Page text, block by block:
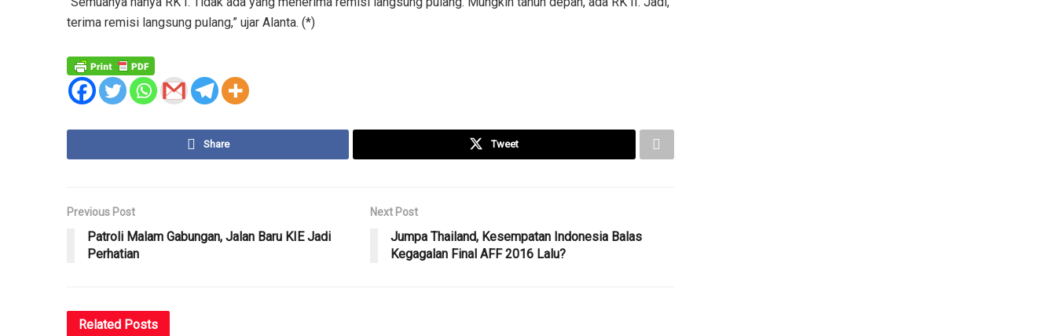
terima remisi langsung pulang,” ujar Alanta. (*)
Share Tweet
Previous Post
Patroli Malam Gabungan, Jalan Baru KIE Jadi
Perhatian
Next Post
Jumpa Thailand, Kesempatan Indonesia Balas
Kegagalan Final AFF 2016 Lalu?
Related Posts